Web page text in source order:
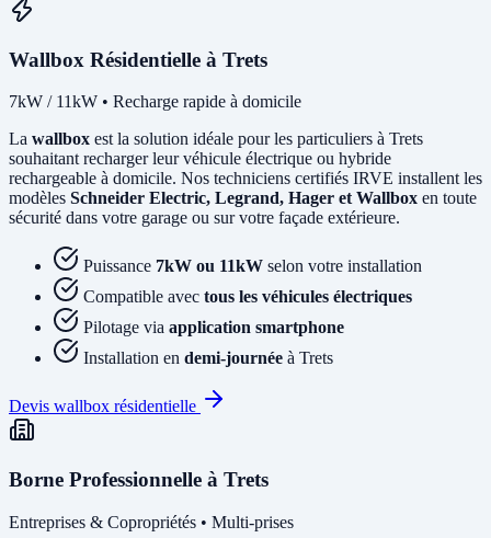
Wallbox Résidentielle à Trets
7kW / 11kW • Recharge rapide à domicile
La wallbox est la solution idéale pour les particuliers à Trets
souhaitant recharger leur véhicule électrique ou hybride
rechargeable à domicile. Nos techniciens certifiés IRVE installent les
modèles Schneider Electric, Legrand, Hager et Wallbox en toute
sécurité dans votre garage ou sur votre façade extérieure.
Puissance 7kW ou 11kW selon votre installation
Compatible avec tous les véhicules électriques
Pilotage via application smartphone
Installation en demi-journée à Trets
Devis wallbox résidentielle
Borne Professionnelle à Trets
Entreprises & Copropriétés • Multi-prises